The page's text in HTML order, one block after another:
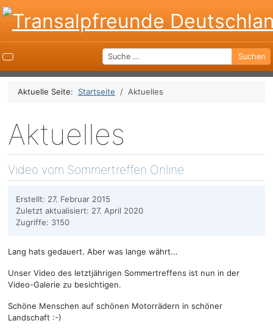
Suchen Suchen
Aktuelle Seite: Startseite Aktuelles
Aktuelles
Video vom Sommertreffen Online
Erstellt: 27. Februar 2015
Zuletzt aktualisiert: 27. April 2020
Zugriffe: 3150
Lang hats gedauert. Aber was lange währt...
Unser Video des letztjährigen Sommertreffens ist nun in der
Video-Galerie zu besichtigen.
Schöne Menschen auf schönen Motorrädern in schöner
Landschaft :-)